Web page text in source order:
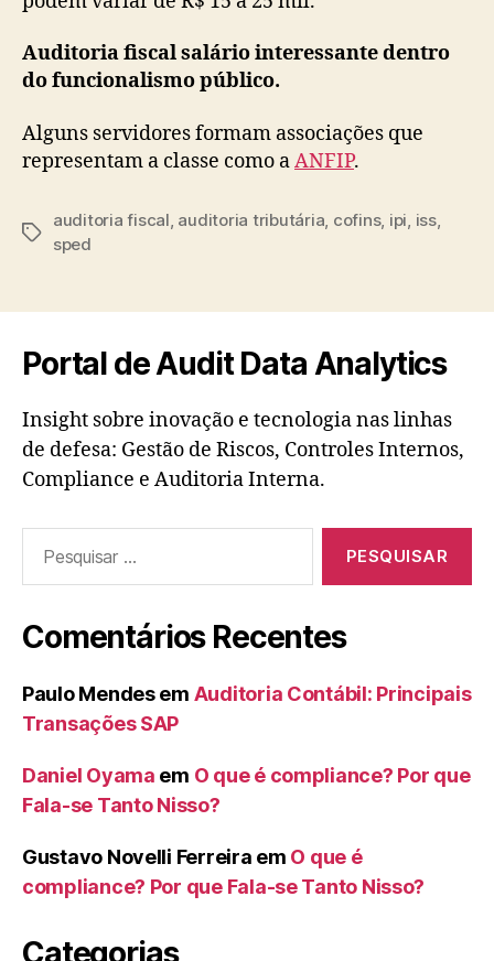
Auditoria fiscal salário interessante dentro
do funcionalismo público.
Alguns servidores formam associações que
representam a classe como aANFIP.
Tags
auditoria fiscal auditoria tributária cofins, ipi iss,
sped
Portal de Audit Data Analytics
Insight sobre inovação e tecnologia nas linhas
de defesa: Gestão de Riscos, Controles Internos,
Compliance e Auditoria Interna.
por:
Comentários Recentes
Paulo Mendesem Auditoria Contábil: Principais
Transações SAP
Daniel Oyama em O que é compliance? Por que
Fala-se Tanto Nisso?
Gustavo Novelli Ferreira em O que é
compliance? Por que Fala-se Tanto Nisso?
Categorias